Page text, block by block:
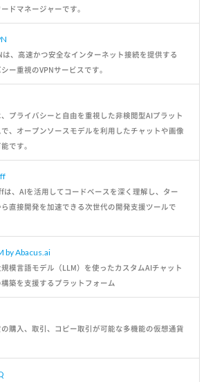
ドマネージャーです。
は、高速かつ安全なインターネット接続を提供する
ー重視のVPNサービスです。
プライバシーと自由を重視した非検閲型AIプラット
、オープンソースモデルを利用したチャットや画像
です。
は、AIを活用してコードベースを深く理解し、ター
直接開発を加速できる次世代の開発支援ツールで
by Abacus.ai
模言語モデル（LLM）を使ったカスタムAIチャット
築を支援するプラットフォーム
購入、取引、コピー取引が可能な多機能の仮想通貨